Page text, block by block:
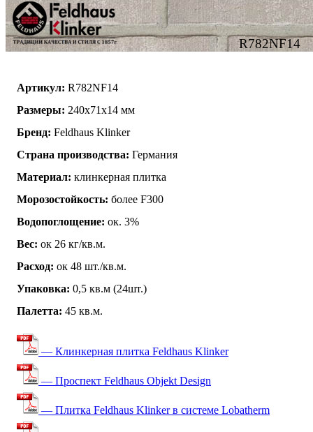
R782NF14
Артикул: R782NF14
Размеры: 240x71x14 мм
Бренд: Feldhaus Klinker
Страна производства: Германия
Материал: клинкерная плитка
Морозостойкость: более F300
Водопоглощение: ок. 3%
Вес: ок 26 кг/кв.м.
Расход: ок 48 шт./кв.м.
Упаковка: 0,5 кв.м (24шт.)
Палетта: 45 кв.м.
— Клинкерная плитка Feldhaus Klinker
— Проспект Feldhaus Objekt Design
— Плитка Feldhaus Klinker в системе Lobatherm